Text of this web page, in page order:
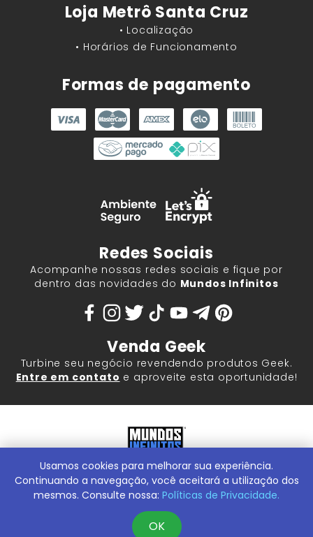
Loja Metrô Santa Cruz
• Localização
• Horários de Funcionamento
Formas de pagamento
Redes Sociais
Acompanhe nossas redes sociais e fique por
dentro das novidades do Mundos Infinitos
Venda Geek
Turbine seu negócio revendendo produtos Geek.
Entre em contato e aproveite esta oportunidade!
Mundos Infinitos - Publicações e Geek Store |ContentStuff
Publicações e Assinaturas Ltda. CNPJ - 05.859.917/0001-60.
Conheça nossa Loja Física:Rua Machado Bitencourt, 291 -
Usamos cookies para melhorar sua experiência.
Continuando a navegação, você aceitará a utilização dos
mesmos. Consulte nossa: Políticas de Privacidade.
OK